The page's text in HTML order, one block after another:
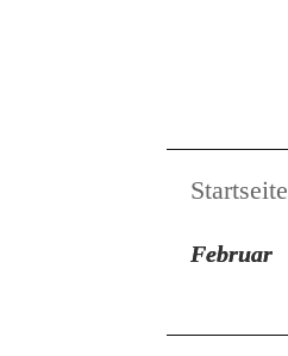
Startseite
Februar